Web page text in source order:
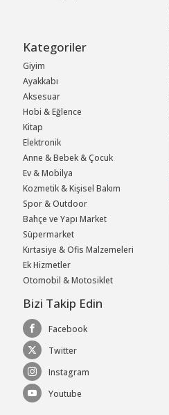
Kategoriler
Giyim
Ayakkabı
Aksesuar
Hobi & Eğlence
Kitap
Elektronik
Anne & Bebek & Çocuk
Ev & Mobilya
Kozmetik & Kişisel Bakım
Spor & Outdoor
Bahçe ve Yapı Market
Süpermarket
Kırtasiye & Ofis Malzemeleri
Ek Hizmetler
Otomobil & Motosiklet
Bizi Takip Edin
Facebook
Twitter
Instagram
Youtube